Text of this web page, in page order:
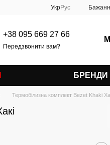
УкрРус
+38 095 669 27 66
Передзвонити вам?
БРЕНДИ
Термобілизна комплект Bezet Khaki